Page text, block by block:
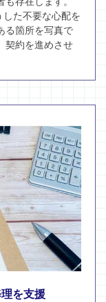
た不要な心配を
る箇所を写真で
契約を進めさせ
を支援